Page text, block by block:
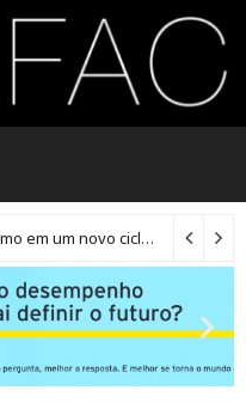
Propósito, impacto e protagonismo em um novo ciclo para os executivos brasileiros